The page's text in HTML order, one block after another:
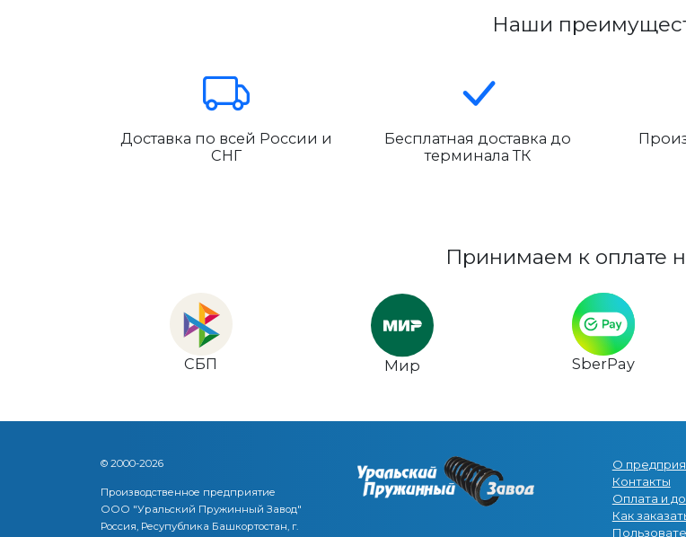
Наши
Доставка по всей России и
СНГ
Бесплатная доставка до
терминала ТК
Принимаем к оплате
СБП Мир SberPay
© 2000-2026
Производственное предприятие
ООО "Уральский Пружинный Завод"
Россия, Ресупублика Башкортостан, г.
О
Контакты
Оплата и
Как